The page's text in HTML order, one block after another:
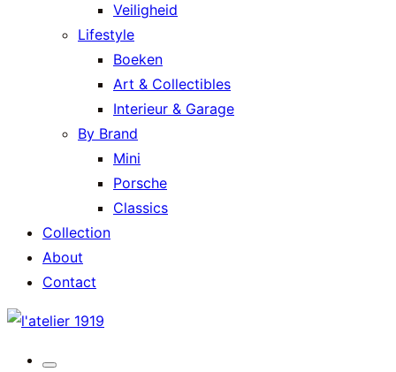
Veiligheid
Lifestyle
Boeken
Art & Collectibles
Interieur & Garage
By Brand
Mini
Porsche
Classics
Collection
About
Contact